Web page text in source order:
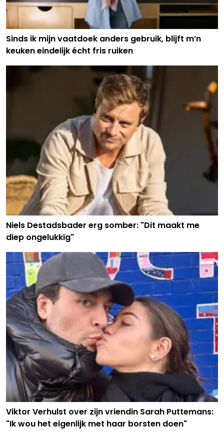
Sinds ik mijn vaatdoek anders gebruik, blijft m’n
keuken eindelijk écht fris ruiken
Niels Destadsbader erg somber: "Dit maakt me
diep ongelukkig"
Viktor Verhulst over zijn vriendin Sarah Puttemans:
"Ik wou het eigenlijk met haar borsten doen"